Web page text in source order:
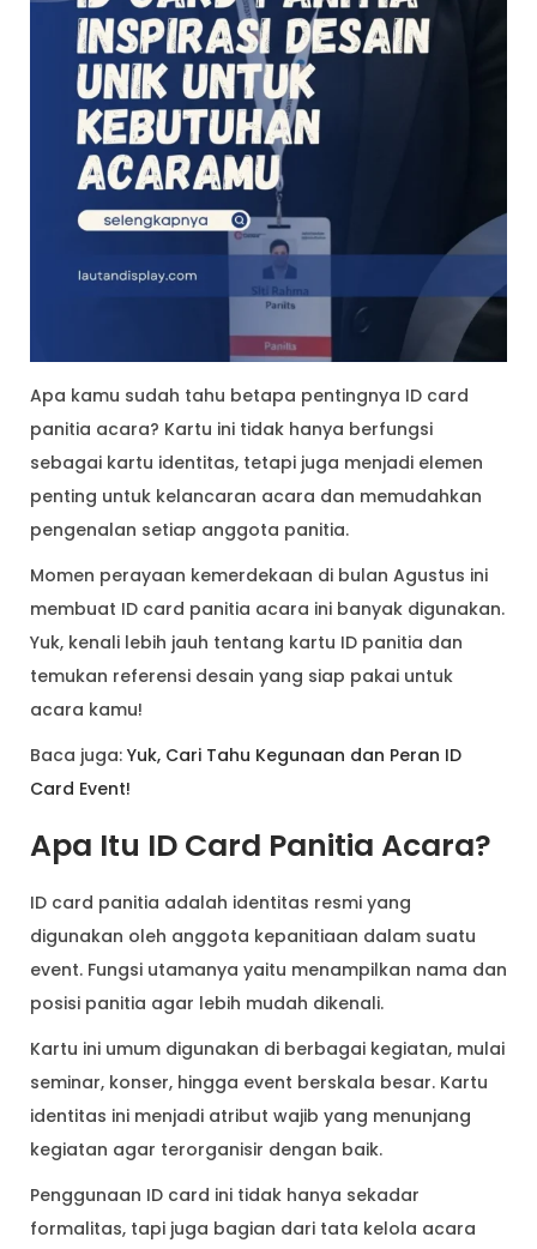
Apa kamu sudah tahu betapa pentingnya ID card
panitia acara? Kartu ini tidak hanya berfungsi
sebagai kartu identitas, tetapi juga menjadi elemen
penting untuk kelancaran acara dan memudahkan
pengenalan setiap anggota panitia.
Momen perayaan kemerdekaan di bulan Agustus ini
membuat ID card panitia acara ini banyak digunakan.
Yuk, kenali lebih jauh tentang kartu ID panitia dan
temukan referensi desain yang siap pakai untuk
acara kamu!
Baca juga: Yuk, Cari Tahu Kegunaan dan Peran ID
Card Event!
Apa Itu ID Card Panitia Acara?
ID card panitia adalah identitas resmi yang
digunakan oleh anggota kepanitiaan dalam suatu
event. Fungsi utamanya yaitu menampilkan nama dan
posisi panitia agar lebih mudah dikenali.
Kartu ini umum digunakan di berbagai kegiatan, mulai
seminar, konser, hingga event berskala besar. Kartu
identitas ini menjadi atribut wajib yang menunjang
kegiatan agar terorganisir dengan baik.
Penggunaan ID card ini tidak hanya sekadar
formalitas, tapi juga bagian dari tata kelola acara